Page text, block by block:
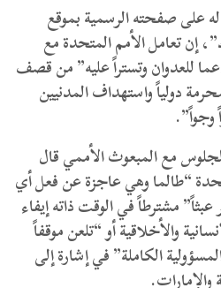
على صفحته الرسمية بموقع
إن تعامل الأمم المتحدة مع
للعدوان وتستراً عليه” من قصف
دولياً واستهداف المدنيين
مع المبعوث الأممي قال
“طالما وهي عاجزة عن فعل أي
مشترطاً في الوقت ذاته إيفاء
والأخلاقية أو “تلعن موقفاً
الكاملة” في إشارة إلى
والإمارات.